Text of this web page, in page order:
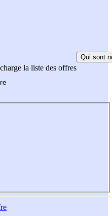
la liste des offres
Qui sont